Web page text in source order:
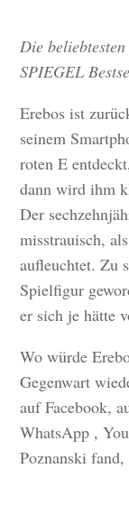
Die
SPIEGEL
Erebos ist
seinem
roten E
dann wird ihm
Der
misstrauisch,
aufleuchtet. Zu
Spielfigur
er sich je hätte
Wo würde
Gegenwart
auf Facebook,
WhatsApp ,
Poznanski